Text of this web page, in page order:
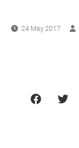
24 May 2017